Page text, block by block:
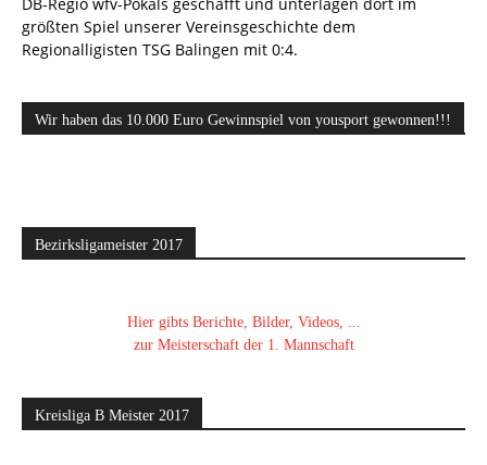
größten Spiel unserer Vereinsgeschichte dem
Regionalligisten TSG Balingen mit 0:4.
Wir haben das 10.000 Euro Gewinnspiel von yousport gewonnen!!!
Bezirksligameister 2017
Hier gibts Berichte, Bilder, Videos, ...
zur Meisterschaft der 1. Mannschaft
Kreisliga B Meister 2017